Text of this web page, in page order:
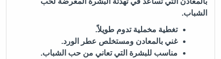
الشباب.
تغطية مخملية تدوم طويلاً.
غني بالمعادن ومستخلص عطر الورد.
مناسب للبشرة التي تعاني من حب الشباب.